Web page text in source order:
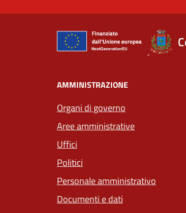
AMMINISTRAZIONE
Organi di governo
Aree amministrative
Uffici
Politici
Personale amministrativo
Documenti e dati